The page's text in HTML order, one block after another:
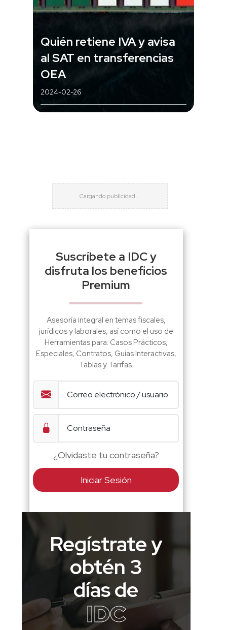
Quién retiene IVA y avisa
al SAT en transferencias
OEA
2024-02-26
Suscríbete a IDC y
disfruta los beneficios
Premium
Asesoría integral en temas fiscales,
jurídicos y laborales, así como el uso de
Herramientas para: Casos Prácticos,
Especiales, Contratos, Guías Interactivas,
Tablas y Tarifas.
¿Olvidaste tu contraseña?
Iniciar Sesión
Regístrate y
obtén 3
días de
IDC